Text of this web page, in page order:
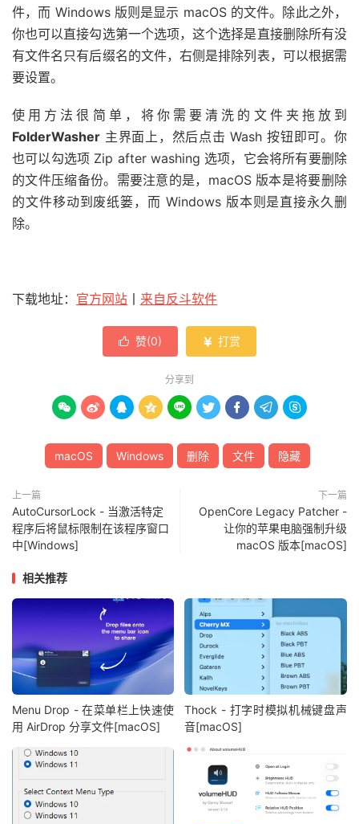
件，而 Windows 版则是显示 macOS 的文件。除此之外，
你也可以直接勾选第一个选项，这个选择是直接删除所有没
有文件名只有后缀名的文件，右侧是排除列表，可以根据需
要设置。
使用方法很简单，将你需要清洗的文件夹拖放到
FolderWasher 主界面上，然后点击 Wash 按钮即可。你
也可以勾选项 Zip after washing 选项，它会将所有要删除
的文件压缩备份。需要注意的是，macOS 版本是将要删除
的文件移动到废纸篓，而 Windows 版本则是直接永久删
除。
下载地址： 官方网站 来自反斗软件
 赞(0)  打赏
分享到
        
macOS Windows 删除 文件 隐藏
上一篇
AutoCursorLock - 当激活特定
程序后将鼠标限制在该程序窗口
中[Windows]
下一篇
OpenCore Legacy Patcher -
让你的苹果电脑强制升级
macOS 版本[macOS]
相关推荐
Menu Drop - 在菜单栏上快速使
用 AirDrop 分享文件[macOS]
Thock - 打字时模拟机械键盘声
音[macOS]